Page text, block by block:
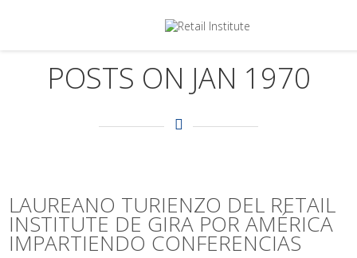
POSTS ON JAN 1970
LAUREANO TURIENZO DEL RETAIL
INSTITUTE DE GIRA POR AMÉRICA
IMPARTIENDO CONFERENCIAS